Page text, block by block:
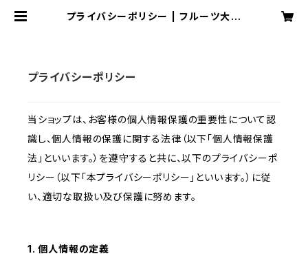
プライバシーポリシー | フルーツ大福
プライバシーポリシー
当ショップは、お客様の個人情報保護の重要性について認
識し、個人情報の保護に関する法律（以下「個人情報保護
法」といいます。）を遵守すると共に、以下のプライバシーポ
リシー（以下「本プライバシーポリシー」といいます。）に従
い、適切な取扱い及び保護に努めます。
1. 個人情報の定義